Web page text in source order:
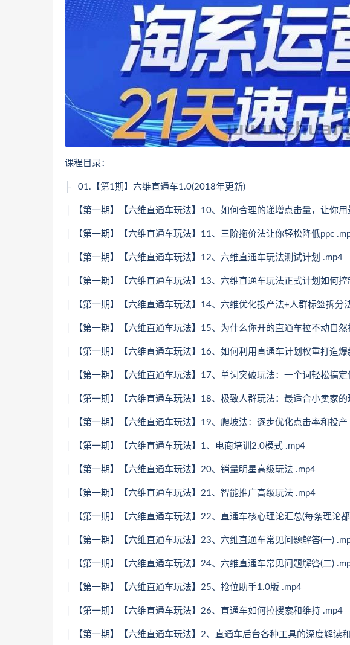
课程目录：
├─01.【第1期】六维直通车1.0(2018年更新)
│ 【第一期】【六维直通车玩法】10、如何合理的递增点击量，让你
│ 【第一期】【六维直通车玩法】11、三阶拖价法让你轻松降低ppc
│ 【第一期】【六维直通车玩法】12、六维直通车玩法测试计划 .mp4
│ 【第一期】【六维直通车玩法】13、六维直通车玩法正式计划如何控
│ 【第一期】【六维直通车玩法】14、六维优化投产法+人群标签拆分
│ 【第一期】【六维直通车玩法】15、为什么你开的直通车拉不动自然
│ 【第一期】【六维直通车玩法】16、如何利用直通车计划权重打造爆
│ 【第一期】【六维直通车玩法】17、单词突破玩法：一个词轻松搞
│ 【第一期】【六维直通车玩法】18、极致人群玩法：最适合小卖家
│ 【第一期】【六维直通车玩法】19、爬坡法：逐步优化点击率和投产
│ 【第一期】【六维直通车玩法】1、电商培训2.0模式 .mp4
│ 【第一期】【六维直通车玩法】20、销量明星高级玩法 .mp4
│ 【第一期】【六维直通车玩法】21、智能推广高级玩法 .mp4
│ 【第一期】【六维直通车玩法】22、直通车核心理论汇总(每条理论
│ 【第一期】【六维直通车玩法】23、六维直通车常见问题解答(一)
│ 【第一期】【六维直通车玩法】24、六维直通车常见问题解答(二)
│ 【第一期】【六维直通车玩法】25、抢位助手1.0版 .mp4
│ 【第一期】【六维直通车玩法】26、直通车如何拉搜索和维持 .mp4
│ 【第一期】【六维直通车玩法】2、直通车后台各种工具的深度解读